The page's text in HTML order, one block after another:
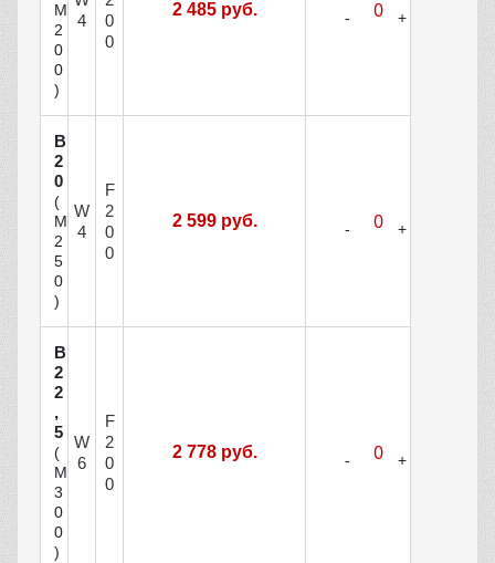
М
2
0
0
)
4
0
0
2 485 руб.
В
2
0
(
М
2
5
0
)
W
4
F
2
0
0
2 599 руб.
В
2
2
,
5
(
М
3
0
0
)
W
6
F
2
0
0
2 778 руб.